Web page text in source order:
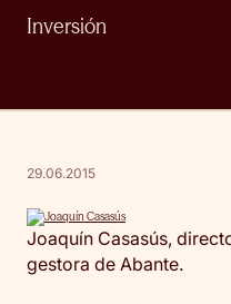
Inversión
29.06.2015
Joaquín Casasús,
gestora de Abante.